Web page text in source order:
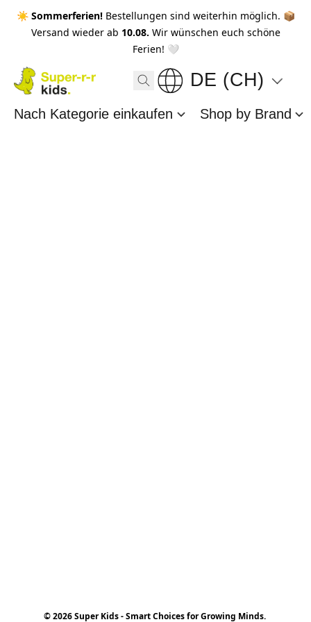
☀️ Sommerferien! Bestellungen sind weiterhin möglich. 📦
Versand wieder ab 10.08. Wir wünschen euch schöne
Ferien! 🤍
DE (CH)
Nach Kategorie einkaufen Shop by Brand
© 2026 Super Kids - Smart Choices for Growing Minds.